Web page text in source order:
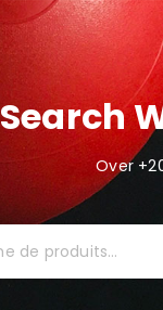
Search
Over